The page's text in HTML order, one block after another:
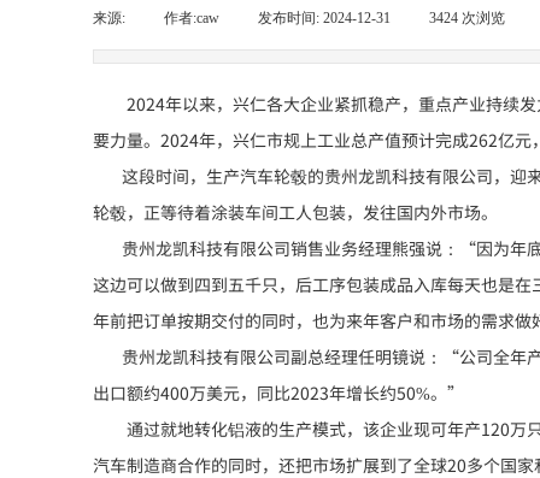
来源: 作者:caw 发布时间: 2024-12-31 3424 次浏览
2024年以来，兴仁各大企业紧抓稳产，重点产业持续发
要力量。 2024年，兴仁市规上工业总产值预计完成262亿
这段时间，生产汽车轮毂的贵州龙凯科技有限公司，迎
轮毂，正等待着涂装车间工人包装，发往国内外市场。
贵州龙凯科技有限公司销售业务经理熊强说：“因为年
这边可以做到四到五千只，后工序包装成品入库每天也是
年前把订单按期交付的同时，也为来年客户和市场的需求
贵州龙凯科技有限公司副总经理任明镜说：“公司全年
出口额约400万美元，同比2023年增长约50%。”
通过就地转化铝液的生产模式，该企业现可年产120万
汽车制造商合作的同时，还把市场扩展到了全球20多个国家